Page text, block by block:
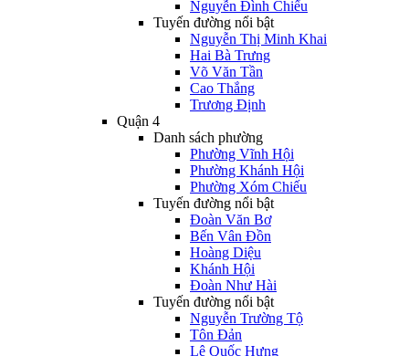
Nguyễn Đình Chiểu
Tuyến đường nổi bật
Nguyễn Thị Minh Khai
Hai Bà Trưng
Võ Văn Tần
Cao Thắng
Trương Định
Quận 4
Danh sách phường
Phường Vĩnh Hội
Phường Khánh Hội
Phường Xóm Chiếu
Tuyến đường nổi bật
Đoàn Văn Bơ
Bến Vân Đồn
Hoàng Diệu
Khánh Hội
Đoàn Như Hài
Tuyến đường nổi bật
Nguyễn Trường Tộ
Tôn Đản
Lê Quốc Hưng